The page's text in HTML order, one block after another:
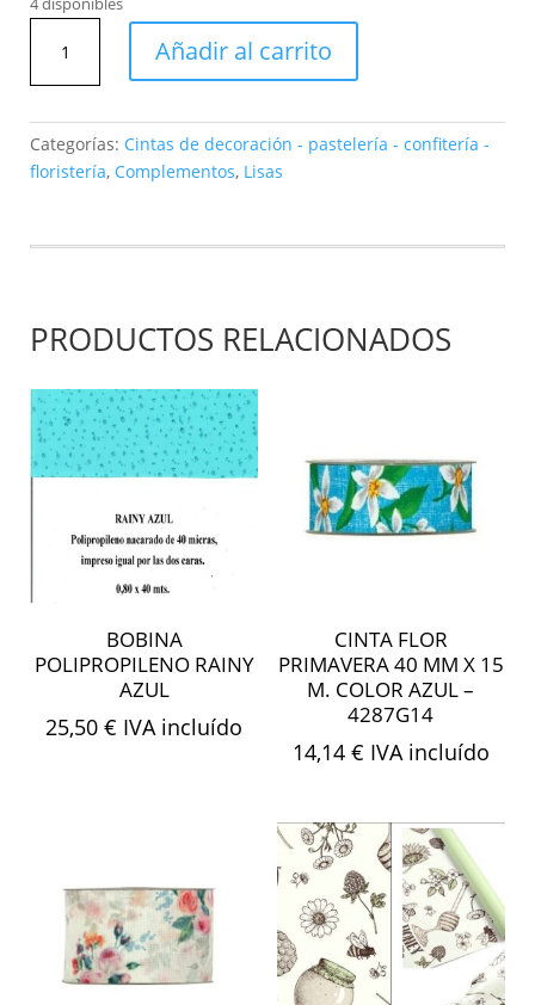
Gros
grain
-
azul
07
Añadir al carrito
Categorías: Cintas de decoración - pastelería - confitería -
floristería, Complementos, Lisas
PRODUCTOS RELACIONADOS
BOBINA
POLIPROPILENO RAINY
AZUL
25,50€ IVA incluído
CINTA FLOR
PRIMAVERA 40 MM X 15
M. COLOR AZUL –
4287G14
14,14 € IVA incluído